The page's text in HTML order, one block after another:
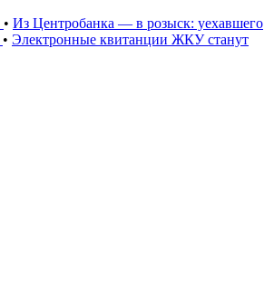
• Из Центробанка — в розыск: уехавшего
• Электронные квитанции ЖКУ станут